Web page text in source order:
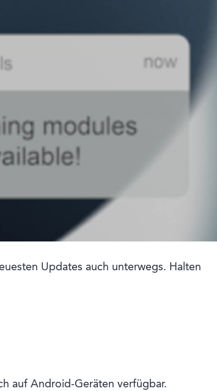
Updates auch unterwegs. Halten
auf Android-Geräten verfügbar.